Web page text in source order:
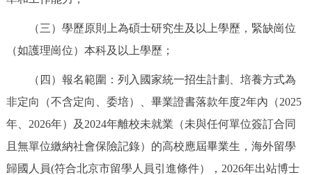
ITALIANO
回到頂部
（三）學歷原則上為碩士研究生及以上學歷，緊缺崗位
（如護理崗位）本科及以上學歷；
（四）報名範圍：列入國家統一招生計劃、培養方式為
非定向（不含定向、委培）、畢業證書落款年度2年內（2025
年、2026年）及2024年離校未就業（未與任何單位簽訂合同
且無單位繳納社會保險記錄）的高校應屆畢業生，海外留學
歸國人員(符合北京市留學人員引進條件），2026年出站博士